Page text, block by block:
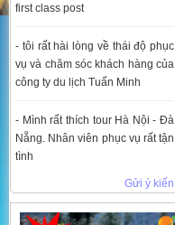
first class post
- tôi rất hài lòng về thái độ phục
vụ và chăm sóc khách hàng của
công ty du lịch Tuấn Minh
- Mình rất thích tour Hà Nội - Đà
Nẵng. Nhân viên phục vụ rất tận
tình
Gửi ý kiến